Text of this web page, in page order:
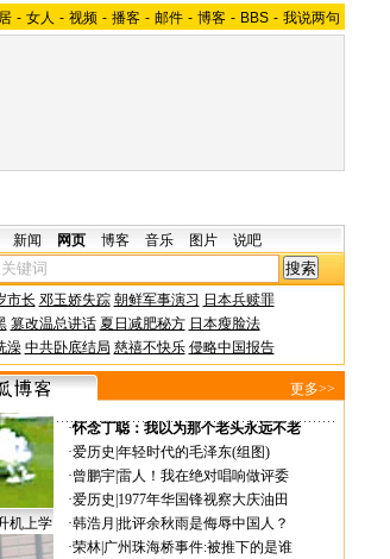
- 女人 - 视频 - 播客 - 邮件 - 博客 - BBS - 我说两句
新闻 网页 博客 音乐 图片 说吧
市长 邓玉娇失踪 朝鲜军事演习 日本兵赎罪
篡改温总讲话 夏日减肥秘方 日本瘦脸法
澡 中共卧底结局 慈禧不快乐 侵略中国报告
更多>>
机上学
·怀念丁聪：我以为那个老头永远不老
·爱历史 年轻时代的毛泽东(组图)
·曾鹏宇|雷人！我在绝对唱响做评委
·爱历史 1977年华国锋视察大庆油田
·韩浩月 批评余秋雨是侮辱中国人？
·荣林| 广州珠海桥事件:被推下的是谁